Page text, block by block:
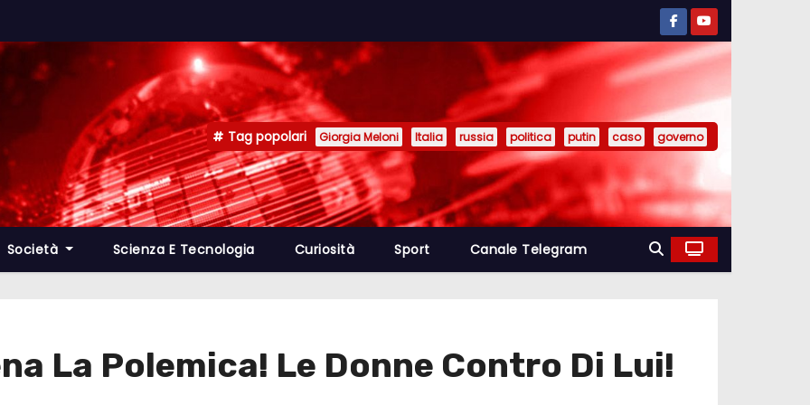
Tag popolari Giorgia Meloni Italia russia politica putin caso governo
Società Scienza E Tecnologia Curiosità Sport Canale Telegram
La Polemica! Le Donne Contro Di Lui!